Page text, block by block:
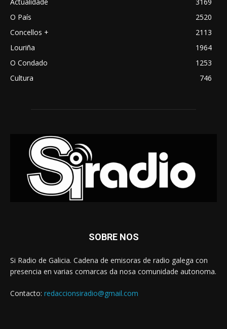
O País
2520
Concellos +
2113
Louriña
1964
O Condado
1253
Cultura
746
SOBRE NOS
Si Radio de Galicia. Cadena de emisoras de radio galega con
presencia en varias comarcas da nosa comunidade autonoma.
Contacto: redaccionsiradio@gmail.com